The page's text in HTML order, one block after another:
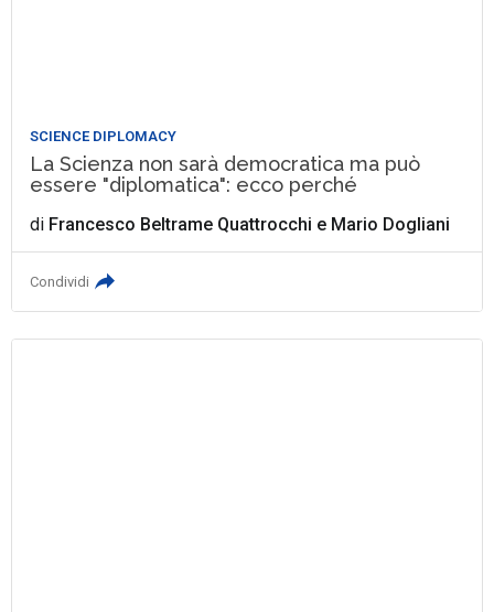
SCIENCE DIPLOMACY
La Scienza non sarà democratica ma può
essere "diplomatica": ecco perché
di Francesco Beltrame Quattrocchi e Mario Dogliani
Condividi